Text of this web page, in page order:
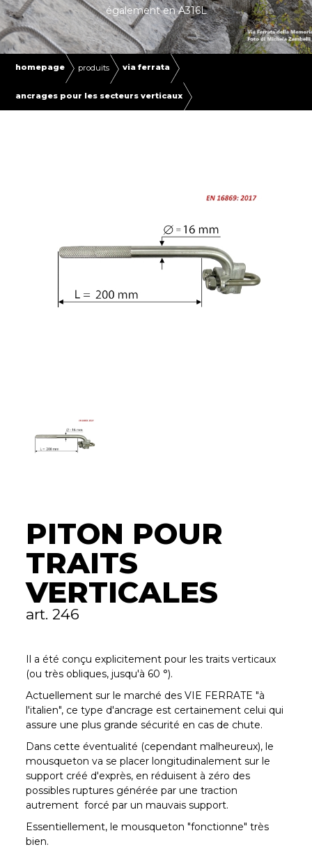
également en A316L
homepage produits via ferrata
ancrages pour les secteurs verticaux
PITON POUR
TRAITS
VERTICALES
art. 246
Il a été conçu explicitement pour les traits verticaux
(ou très obliques, jusqu'à 60 °).
Actuellement sur le marché des VIE FERRATE "à
l'italien", ce type d'ancrage est certainement celui qui
assure une plus grande sécurité en cas de chute.
Dans cette éventualité (cependant malheureux), le
mousqueton va se placer longitudinalement sur le
support créé d'exprès, en réduisent à zéro des
possibles ruptures générée par une traction
autrement forcé par un mauvais support.
Essentiellement, le mousqueton "fonctionne" très
bien.